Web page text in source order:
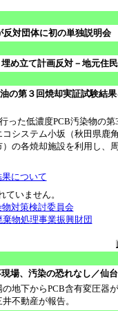
反対団体に初の単独説明
め立て計画反対－地元住
の第３回焼却実証試験結
った低濃度PCB汚染物の
システム小坂（秋田県鹿
の各焼却施設を利用し、
について
ていません。
対策検討委員会
物処理事業振興財団
場、汚染の恐れなし／仙
地下からPCB含有変圧器
不動産が報告。